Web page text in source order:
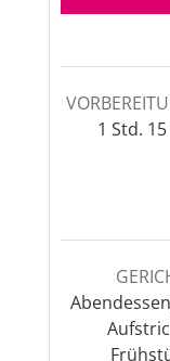
1 Stunde
Std. 15